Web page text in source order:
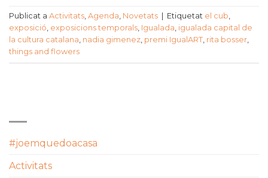
Publicat a Activitats, Agenda, Novetats Etiquetat el cub,
exposició, exposicions temporals, Igualada, igualada capital de
la cultura catalana, nadia gimenez, premi IgualART, rita bosser,
things and flowers
#joemquedoacasa
Activitats